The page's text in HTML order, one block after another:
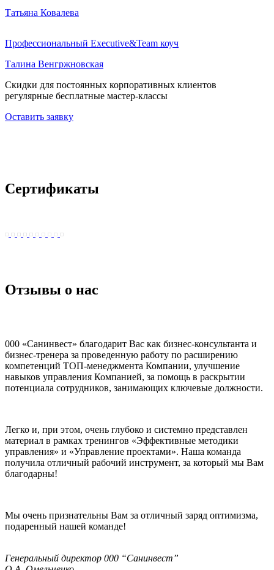
Татьяна Ковалева
Профессиональный Executive&Team коуч
Талина Венгржновская
Скидки для постоянных корпоративных клиентов
регулярные бесплатные мастер-классы
Оставить заявку
Сертификаты
Отзывы о нас
000 «Санинвест» благодарит Вас как бизнес-консультанта и
бизнес-тренера за проведенную работу по расширению
компетенций ТОП-менеджмента Компании, улучшение
навыков управления Компанией, за помощь в раскрытии
потенциала сотрудников, занимающих ключевые должности.
Легко и, при этом, очень глубоко и системно представлен
материал в рамках тренингов «Эффективные методики
управления» и «Управление проектами». Наша команда
получила отличный рабочий инструмент, за который мы Вам
благодарны!
Мы очень признательны Вам за отличный заряд оптимизма,
подаренный нашей команде!
Генеральный директор 000 “Санинвест”